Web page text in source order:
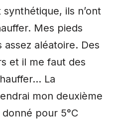
ils n’ont
Mes pieds
assez aléatoire. Des
et il me faut des
La
mon deuxième
pour 5°C